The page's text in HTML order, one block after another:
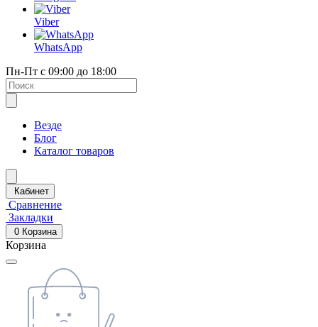
Viber
WhatsApp
Пн-Пт с 09:00 до 18:00
Везде
Блог
Каталог товаров
Кабинет
Сравнение
Закладки
0 Корзина
Корзина